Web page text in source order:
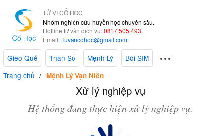
TỬ VI CỔ HỌC
Nhóm nghiên cứu huyền học chuyên sâu.
Hotline tư vấn dịch vụ:0817.505.493.
Email:Tuvancohoc@gmail.com.
Gieo Quẻ Thần Số Mệnh Lý
Bói SIM
Trang chủ
Mệnh Lý Vạn Niên
Xử lý nghiệp vụ
Hệ thống đang thực hiện xử lý nghiệp vụ.